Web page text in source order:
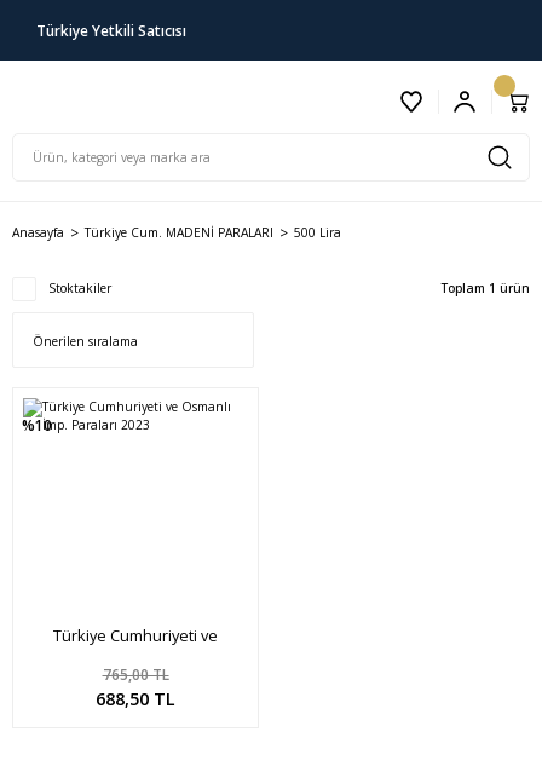
Türkiye Yetkili Satıcısı
Anasayfa Türkiye Cum. MADENİ PARALARI 500 Lira
Stoktakiler Toplam 1 ürün
%10
Türkiye Cumhuriyeti ve
765,00 TL
688,50 TL
Sepete Ekle